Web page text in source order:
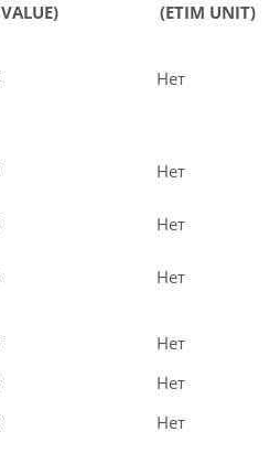
VALUE)
(ETIM UNIT)
Нет
Нет
Нет
Нет
Нет
Нет
Нет